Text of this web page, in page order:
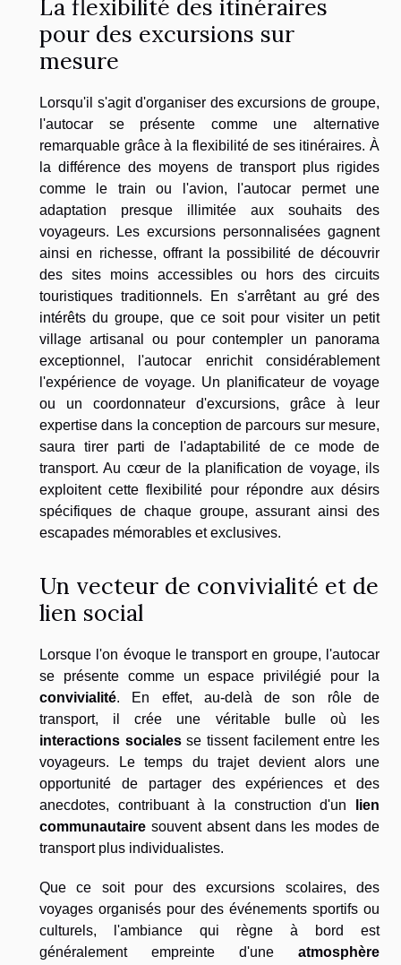
La flexibilité des itinéraires
pour des excursions sur
mesure
Lorsqu'il s'agit d'organiser des excursions de groupe,
l'autocar se présente comme une alternative
remarquable grâce à la flexibilité de ses itinéraires. À
la différence des moyens de transport plus rigides
comme le train ou l'avion, l'autocar permet une
adaptation presque illimitée aux souhaits des
voyageurs. Les excursions personnalisées gagnent
ainsi en richesse, offrant la possibilité de découvrir
des sites moins accessibles ou hors des circuits
touristiques traditionnels. En s'arrêtant au gré des
intérêts du groupe, que ce soit pour visiter un petit
village artisanal ou pour contempler un panorama
exceptionnel, l'autocar enrichit considérablement
l'expérience de voyage. Un planificateur de voyage
ou un coordonnateur d'excursions, grâce à leur
expertise dans la conception de parcours sur mesure,
saura tirer parti de l'adaptabilité de ce mode de
transport. Au cœur de la planification de voyage, ils
exploitent cette flexibilité pour répondre aux désirs
spécifiques de chaque groupe, assurant ainsi des
escapades mémorables et exclusives.
Un vecteur de convivialité et de
lien social
Lorsque l'on évoque le transport en groupe, l'autocar
se présente comme un espace privilégié pour la
convivialité. En effet, au-delà de son rôle de
transport, il crée une véritable bulle où les
interactions socialesse tissent facilement entre les
voyageurs. Le temps du trajet devient alors une
opportunité de partager des expériences et des
anecdotes, contribuant à la construction d'un
lien
communautaire souvent absent dans les modes de
transport plus individualistes.
Que ce soit pour des excursions scolaires, des
voyages organisés pour des événements sportifs ou
culturels, l'ambiance qui règne à bord est
généralement empreinte d'une atmosphère